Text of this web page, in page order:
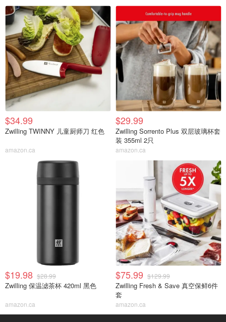
$34.99
Zwilling TWINNY 儿童厨师刀 红色
amazon.ca
$29.99
Zwilling Sorrento Plus 双层玻璃杯套
装 355ml 2只
amazon.ca
$19.98 $28.99
Zwilling 保温滤茶杯 420ml 黑色
amazon.ca
$75.99 $129.99
Zwilling Fresh & Save 真空保鲜6件
套
amazon.ca